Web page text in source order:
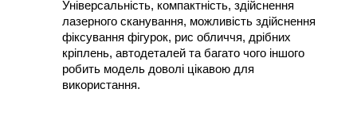
Універсальність, компактність, здійснення
лазерного сканування, можливість здійснення
фіксування фігурок, рис обличчя, дрібних
кріплень, автодеталей та багато чого іншого
робить модель доволі цікавою для
використання.